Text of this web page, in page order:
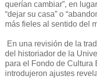
querían cambiar”, en
“dejar su casa” o
más fieles al sentido del
En una revisión de la
del historiador de la
para el Fondo de Cultura
introdujeron ajustes